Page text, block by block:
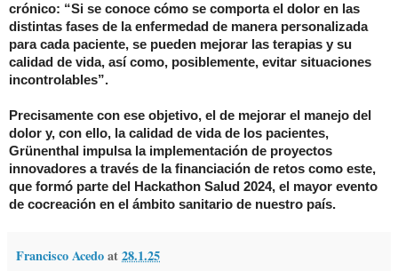
crónico: “Si se conoce cómo se comporta el dolor en las
distintas fases de la enfermedad de manera personalizada
para cada paciente, se pueden mejorar las terapias y su
calidad de vida, así como, posiblemente, evitar situaciones
incontrolables”.
Precisamente con ese objetivo, el de mejorar el manejo del
dolor y, con ello, la calidad de vida de los pacientes,
Grünenthal impulsa la implementación de proyectos
innovadores a través de la financiación de retos como este,
que formó parte del Hackathon Salud 2024, el mayor evento
de cocreación en el ámbito sanitario de nuestro país.
Francisco Acedoat28.1.25